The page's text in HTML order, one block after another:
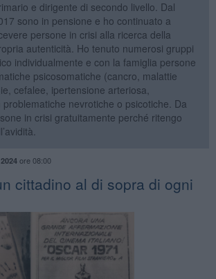
e dirigente di secondo livello. Dal
sono in pensione e ho continuato a
persone in crisi alla ricerca della
autenticità. Ho tenuto numerosi gruppi
individualmente e con la famiglia persone
psicosomatiche (cancro, malattie
cefalee, ipertensione arteriosa,
nevrotiche o psicotiche. Da
in crisi gratuitamente perché ritengo
ore 08:00
cittadino al di sopra di ogni